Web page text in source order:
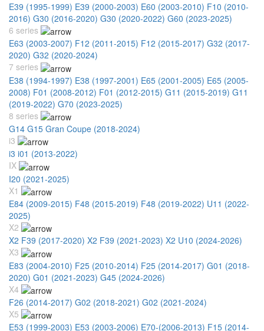
E39 (1995-1999) E39 (2000-2003) E60 (2003-2010) F10 (2010-
2016) G30 (2016-2020) G30 (2020-2022) G60 (2023-2025)
6 series
E63 (2003-2007) F12 (2011-2015) F12 (2015-2017) G32 (2017-
2020) G32 (2020-2024)
7 series
E38 (1994-1997) E38 (1997-2001) E65 (2001-2005) E65 (2005-
2008) F01 (2008-2012) F01 (2012-2015) G11 (2015-2019) G11
(2019-2022) G70 (2023-2025)
8 series
G14 G15 Gran Coupe (2018-2024)
i3
i3 i01 (2013-2022)
IX
I20 (2021-2025)
X1
E84 (2009-2015) F48 (2015-2019) F48 (2019-2022) U11 (2022-
2025)
X2
X2 F39 (2017-2020) X2 F39 (2021-2023) X2 U10 (2024-2026)
X3
E83 (2004-2010) F25 (2010-2014) F25 (2014-2017) G01 (2018-
2020) G01 (2021-2023) G45 (2024-2026)
X4
F26 (2014-2017) G02 (2018-2021) G02 (2021-2024)
X5
E53 (1999-2003) E53 (2003-2006) E70-(2006-2013) F15 (2014-